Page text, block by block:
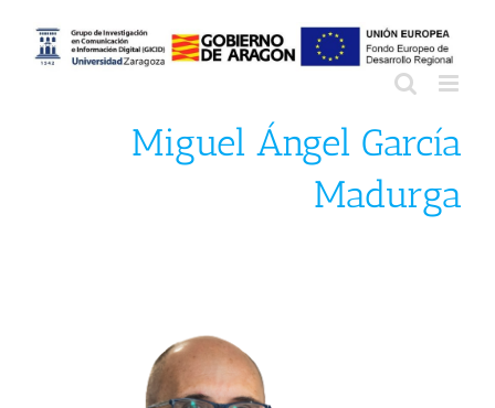
contenido
Miguel Ángel García
Madurga